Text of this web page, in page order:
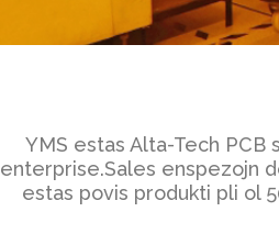
YMS estas Alta-Tech
enterprise.Sales enspezojn
estas povis produkti pli ol